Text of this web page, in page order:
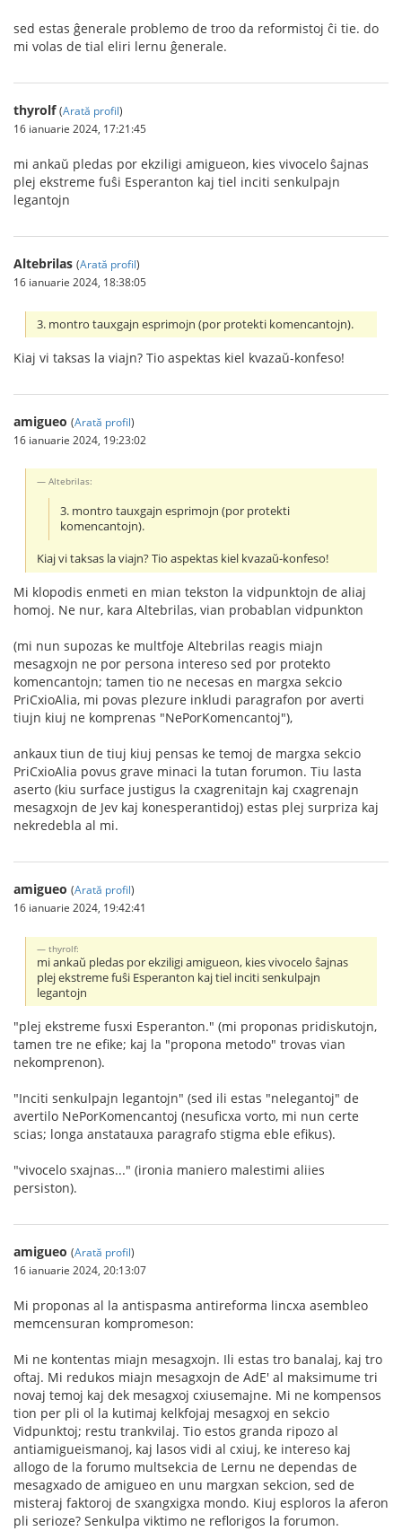
sed estas ĝenerale problemo de troo da reformistoj ĉi tie. do
mi volas de tial eliri lernu ĝenerale.
thyrolf (Arată profil)
16 ianuarie 2024, 17:21:45
mi ankaŭ pledas por ekziligi amigueon, kies vivocelo ŝajnas
plej ekstreme fuŝi Esperanton kaj tiel inciti senkulpajn
legantojn
Altebrilas (Arată profil)
16 ianuarie 2024, 18:38:05
3. montro tauxgajn esprimojn (por protekti komencantojn).
Kiaj vi taksas la viajn? Tio aspektas kiel kvazaŭ-konfeso!
amigueo (Arată profil)
16 ianuarie 2024, 19:23:02
Altebrilas:
3. montro tauxgajn esprimojn (por protekti
komencantojn).
Kiaj vi taksas la viajn? Tio aspektas kiel kvazaŭ-konfeso!
Mi klopodis enmeti en mian tekston la vidpunktojn de aliaj
homoj. Ne nur, kara Altebrilas, vian probablan vidpunkton
(mi nun supozas ke multfoje Altebrilas reagis miajn
mesagxojn ne por persona intereso sed por protekto
komencantojn; tamen tio ne necesas en margxa sekcio
PriCxioAlia, mi povas plezure inkludi paragrafon por averti
tiujn kiuj ne komprenas "NePorKomencantoj"),
ankaux tiun de tiuj kiuj pensas ke temoj de margxa sekcio
PriCxioAlia povus grave minaci la tutan forumon. Tiu lasta
aserto (kiu surface justigus la cxagrenitajn kaj cxagrenajn
mesagxojn de Jev kaj konesperantidoj) estas plej surpriza kaj
nekredebla al mi.
amigueo (Arată profil)
16 ianuarie 2024, 19:42:41
thyrolf:
mi ankaŭ pledas por ekziligi amigueon, kies vivocelo ŝajnas
plej ekstreme fuŝi Esperanton kaj tiel inciti senkulpajn
legantojn
"plej ekstreme fusxi Esperanton." (mi proponas pridiskutojn,
tamen tre ne efike; kaj la "propona metodo" trovas vian
nekomprenon).
"Inciti senkulpajn legantojn" (sed ili estas "nelegantoj" de
avertilo NePorKomencantoj (nesuficxa vorto, mi nun certe
scias; longa anstatauxa paragrafo stigma eble efikus).
"vivocelo sxajnas..." (ironia maniero malestimi aliies
persiston).
amigueo (Arată profil)
16 ianuarie 2024, 20:13:07
Mi proponas al la antispasma antireforma lincxa asembleo
memcensuran kompromeson:
Mi ne kontentas miajn mesagxojn. Ili estas tro banalaj, kaj tro
oftaj. Mi redukos miajn mesagxojn de AdE' al maksimume tri
novaj temoj kaj dek mesagxoj cxiusemajne. Mi ne kompensos
tion per pli ol la kutimaj kelkfojaj mesagxoj en sekcio
Vidpunktoj; restu trankvilaj. Tio estos granda ripozo al
antiamigueismanoj, kaj lasos vidi al cxiuj, ke intereso kaj
allogo de la forumo multsekcia de Lernu ne dependas de
mesagxado de amigueo en unu margxan sekcion, sed de
misteraj faktoroj de sxangxigxa mondo. Kiuj esploros la aferon
pli serioze? Senkulpa viktimo ne reflorigos la forumon.